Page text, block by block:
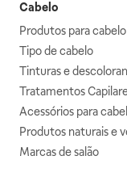
Cabelo
Produtos para cabelo
Tipo de cabelo
Tinturas e
Tratamentos
Acessórios para
Produtos naturais e
Marcas de salão